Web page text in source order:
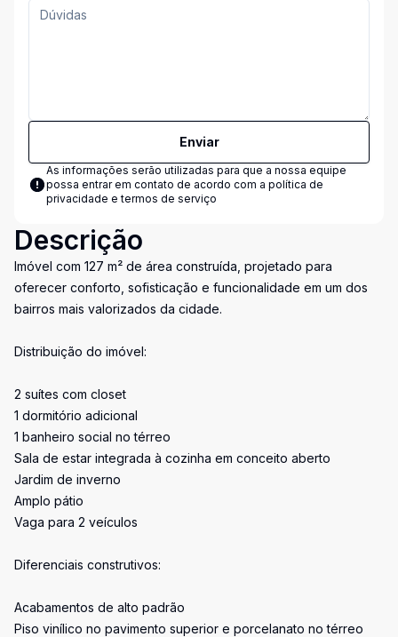
Enviar
As informações serão utilizadas para que a nossa equipe
possa entrar em contato de acordo com a política de
privacidade e termos de serviço
Descrição
Imóvel com 127 m² de área construída, projetado para
oferecer conforto, sofisticação e funcionalidade em um dos
bairros mais valorizados da cidade.
Distribuição do imóvel:
2 suítes com closet
1 dormitório adicional
1 banheiro social no térreo
Sala de estar integrada à cozinha em conceito aberto
Jardim de inverno
Amplo pátio
Vaga para 2 veículos
Diferenciais construtivos:
Acabamentos de alto padrão
Piso vinílico no pavimento superior e porcelanato no térreo